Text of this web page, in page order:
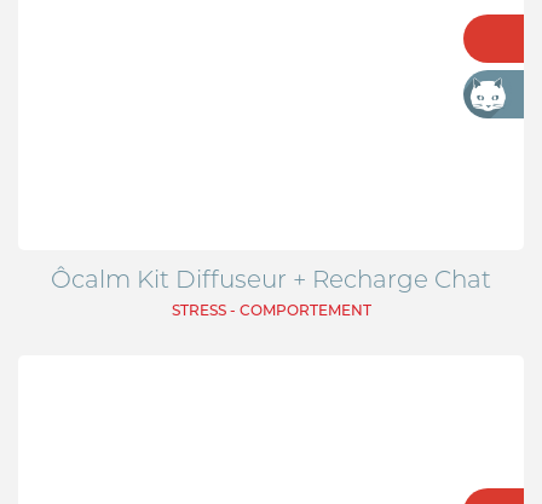
Ôcalm Kit Diffuseur + Recharge Chat
STRESS - COMPORTEMENT